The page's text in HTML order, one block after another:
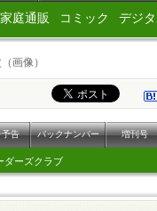
家庭通販 コミック デジ
画像）
告 バックナンバー 増刊号
ダーズクラブ